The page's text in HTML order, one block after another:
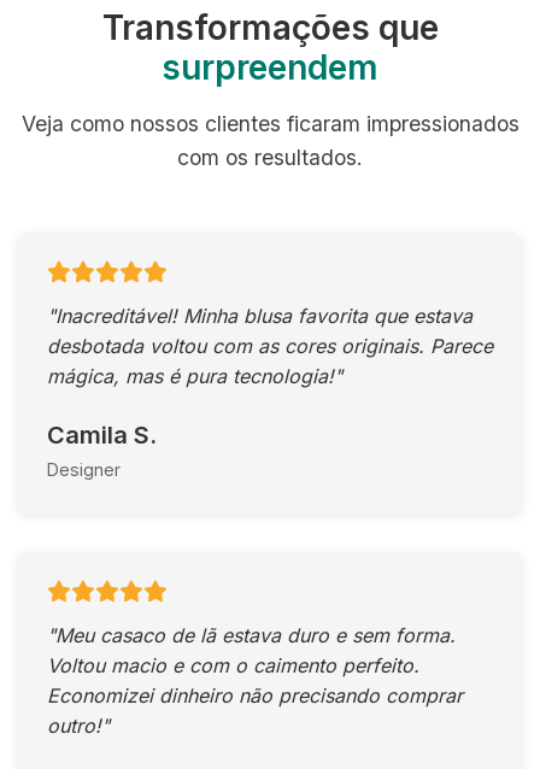
Transformações que
surpreendem
Veja como nossos clientes ficaram impressionados
com os resultados.
"Inacreditável! Minha blusa favorita que estava
desbotada voltou com as cores originais. Parece
mágica, mas é pura tecnologia!"
Camila S.
Designer
"Meu casaco de lã estava duro e sem forma.
Voltou macio e com o caimento perfeito.
Economizei dinheiro não precisando comprar
outro!"